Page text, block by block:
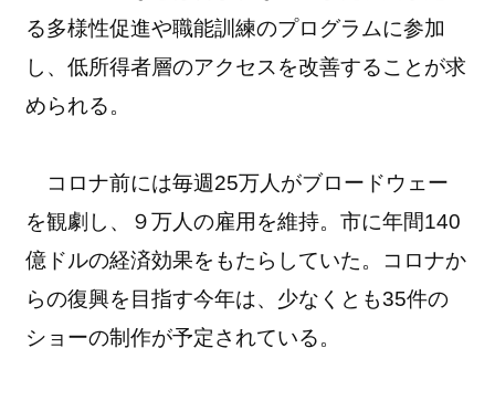
る多様性促進や職能訓練のプログラムに参加
し、低所得者層のアクセスを改善することが求
められる。
コロナ前には毎週25万人がブロードウェー
を観劇し、９万人の雇用を維持。市に年間140
億ドルの経済効果をもたらしていた。コロナか
らの復興を目指す今年は、少なくとも35件の
ショーの制作が予定されている。